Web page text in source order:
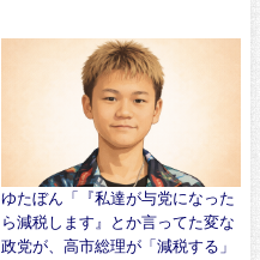
ゆたぼん「『私達が与党になった
ら減税します』とか言ってた変な
政党が、高市総理が「減税する」